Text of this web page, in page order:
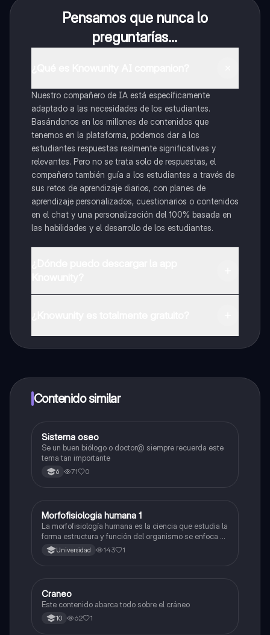
Pensamos que nunca lo
preguntarías...
Nuestro compañero de IA está específicamente
adaptado a las necesidades de los estudiantes.
Basándonos en los millones de contenidos que
tenemos en la plataforma, podemos dar a los
estudiantes respuestas realmente significativas y
relevantes. Pero no se trata solo de respuestas, el
compañero también guía a los estudiantes a través de
sus retos de aprendizaje diarios, con planes de
aprendizaje personalizados, cuestionarios o contenidos
en el chat y una personalización del 100% basada en
las habilidades y el desarrollo de los estudiantes.
a determinadas funciones.
Contenido similar
Química
Sistema oseo
Se un buen biólogo o doctor@ siempre recuerda este
tema tan importante
6 71 0
Biologia
Morfofisiologia humana 1
La morfofisiología humana es la ciencia que estudia la
forma estructura y función del organismo se enfoca en
las diferentes partes del cuerpo humano como los
huesos músculos y órganos y cómo se relacionan
Universidad 143 1
Biologia
Craneo
Este contenido abarca todo sobre el cráneo
10 62 1